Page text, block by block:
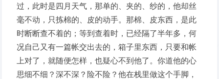
过，此时是四月天气，那单的、夹的、纱的，他却丝
毫不动，只拣棉的、皮的动手。那棉、皮东西，是此
时断断查不着的；等到查着时，已经隔了半年多，何
况自己又有一篇帐交出去的，箱子里东西，只要和帐
上对了，就随便怎样，也疑心不到他了。你道他的心
思细不细？深不深？险不险？他在栈里做这个手脚，